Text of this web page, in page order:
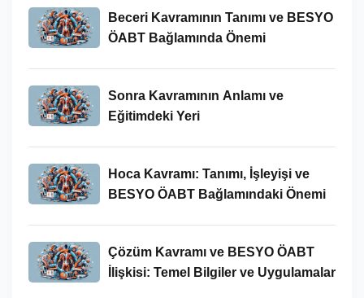
Beceri Kavramının Tanımı ve BESYO
ÖABT Bağlamında Önemi
Sonra Kavramının Anlamı ve
Eğitimdeki Yeri
Hoca Kavramı: Tanımı, İşleyişi ve
BESYO ÖABT Bağlamındaki Önemi
Çözüm Kavramı ve BESYO ÖABT
İlişkisi: Temel Bilgiler ve Uygulamalar